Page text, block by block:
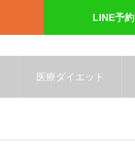
LINE予約
医療ダイエット